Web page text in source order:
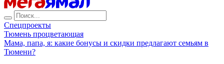
Спецпроекты
Тюмень процветающая
Мама, папа, я: какие бонусы и скидки предлагают семьям в
Тюмени?